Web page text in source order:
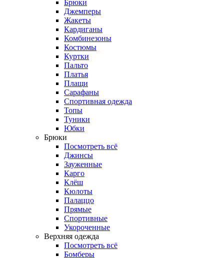
Брюки
Джемперы
Жакеты
Кардиганы
Комбинезоны
Костюмы
Куртки
Пальто
Платья
Плащи
Сарафаны
Спортивная одежда
Топы
Туники
Юбки
Брюки
Посмотреть всё
Джинсы
Зауженные
Карго
Клёш
Кюлоты
Палаццо
Прямые
Спортивные
Укороченные
Верхняя одежда
Посмотреть всё
Бомберы